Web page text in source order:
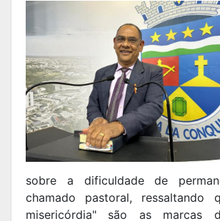
sobre a dificuldade de
chamado pastoral, ressaltando
misericórdia" são as marcas